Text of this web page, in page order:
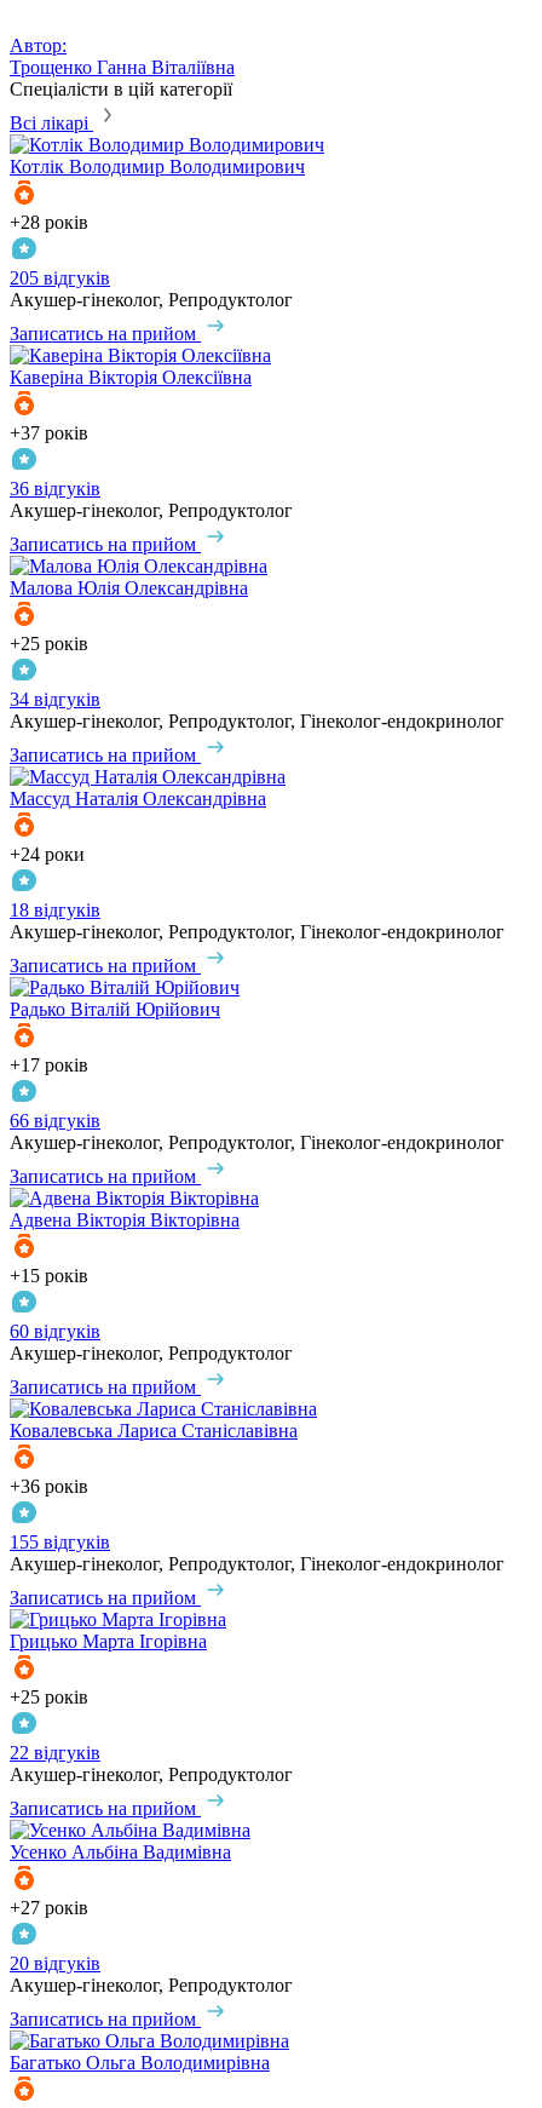
Автор:
Трощенко Ганна Віталіївна
Спеціалісти в цій категорії
Всі лікарі
Котлік Володимир Володимирович
+28 років
205 відгуків
Акушер-гінеколог, Репродуктолог
Записатись на прийом
Каверіна Вікторія Олексіївна
+37 років
36 відгуків
Акушер-гінеколог, Репродуктолог
Записатись на прийом
Малова Юлія Олександрівна
+25 років
34 відгуків
Акушер-гінеколог, Репродуктолог, Гінеколог-ендокринолог
Записатись на прийом
Массуд Наталія Олександрівна
+24 роки
18 відгуків
Акушер-гінеколог, Репродуктолог, Гінеколог-ендокринолог
Записатись на прийом
Радько Віталій Юрійович
+17 років
66 відгуків
Акушер-гінеколог, Репродуктолог, Гінеколог-ендокринолог
Записатись на прийом
Адвена Вікторія Вікторівна
+15 років
60 відгуків
Акушер-гінеколог, Репродуктолог
Записатись на прийом
Ковалевська Лариса Станіславівна
+36 років
155 відгуків
Акушер-гінеколог, Репродуктолог, Гінеколог-ендокринолог
Записатись на прийом
Грицько Марта Ігорівна
+25 років
22 відгуків
Акушер-гінеколог, Репродуктолог
Записатись на прийом
Усенко Альбіна Вадимівна
+27 років
20 відгуків
Акушер-гінеколог, Репродуктолог
Записатись на прийом
Багатько Ольга Володимирівна